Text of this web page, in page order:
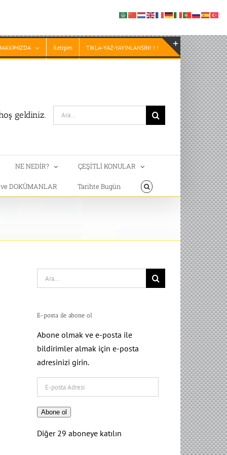
İletişim TIKLA-YAZ-YAYINLANSIN! ! !
geldiniz.
Search
for:
NE NEDİR? ÇEŞİTLİ KONULAR
DOKÜMANLAR Tarihte Bugün
Search
for:
E-posta ile abone ol
Abone olmak ve e-posta ile
bildirimler almak için e-posta
adresinizi girin.
posta
Adresi
Abone ol
Diğer 29 aboneye katılın
Toggle
Sliding
Bar
Area